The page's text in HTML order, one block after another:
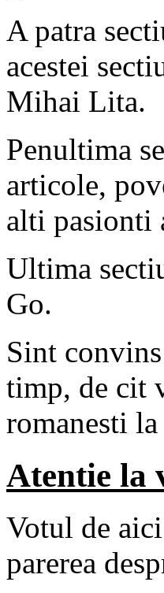
A patra
acestei
Mihai Lita.
Penultima
articole,
alti pasionti
Ultima
Go.
Sint
timp, de cit
romanesti
Atentie la
Votul de
parerea